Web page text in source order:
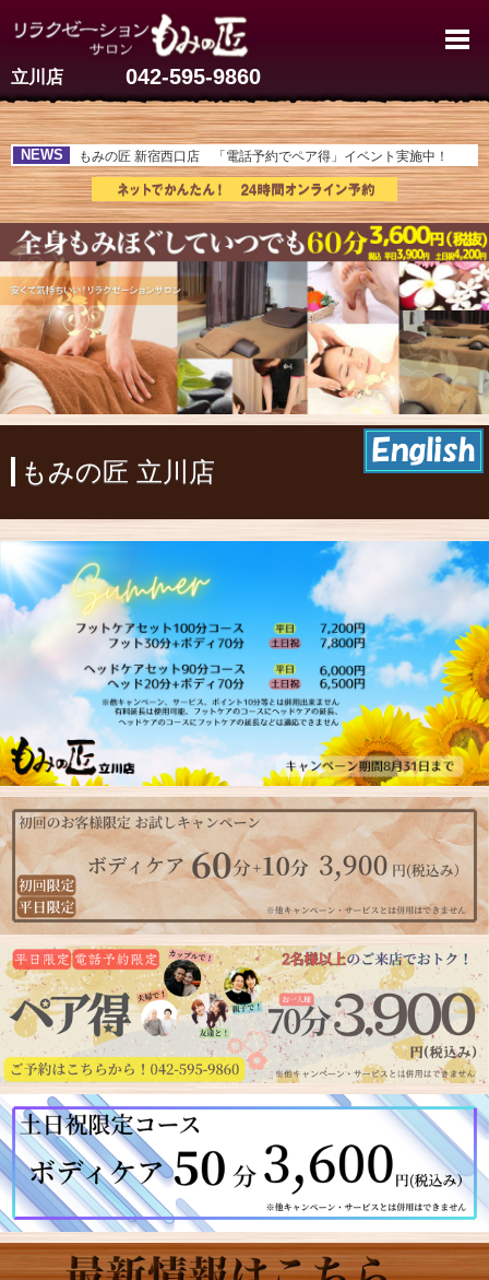
立川店 042-595-9860
NEWS もみの匠 新宿西口店 「電話予約でペア得」イベント実施中！
もみの匠 フランチャイズ個別説明会開催中！！
もみの匠 立川店